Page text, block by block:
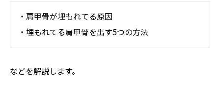
・肩甲骨が埋もれてる原因
・埋もれてる肩甲骨を出す5つの方法
などを解説します。